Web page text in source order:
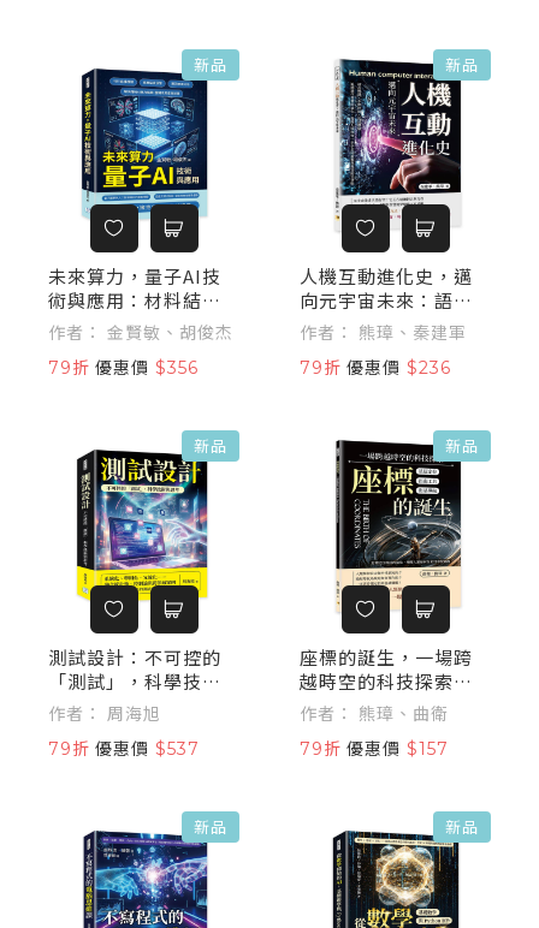
新品
未來算力，量子AI技
術與應用：材料結構
模擬、癲癇腦波預
警、基因表達分
析……解決傳統AI算
作者： 金賢敏、胡俊杰
79折 優惠價 $356
新品
人機互動進化史，邁
向元宇宙未來：語音
辨識×手勢控制×沉
浸體驗……追溯操作
習慣的演化，揭開人
作者： 熊璋、秦建軍
79折 優惠價 $236
新品
測試設計：不可控的
「測試」，科學技術
與思考 作者： 周海旭
79折 優惠價 $537
新品
座標的誕生，一場跨
越時空的科技探索：
星辰定位×指南工具
×衛星導航……追溯
定位科技的演化，理
作者： 熊璋、曲衛
79折 優惠價 $157
新品 新品